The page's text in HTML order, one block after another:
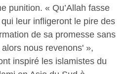
punition. « Qu’Allah fasse
leur infligeront le pire des
de sa promesse sans
nous revenons' »,
inspiré les islamistes du